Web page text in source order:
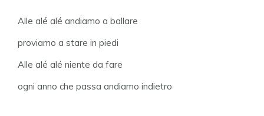
Alle alé alé andiamo a ballare
proviamo a stare in piedi
Alle alé alé niente da fare
ogni anno che passa andiamo indietro